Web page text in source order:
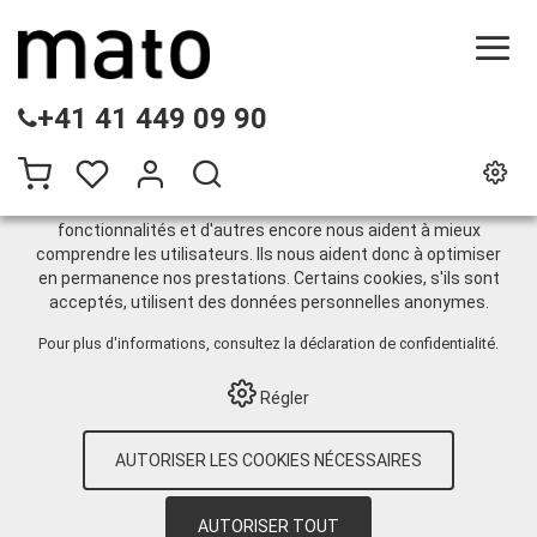
+41 41 449 09 90
Paquets
HOME
TECHNIQUE
INDUSTRIE CHIMIQUE /
PHARMACEUTIQUE / ALIMENTAIRE
POMPES › POMPES POUR FÛTS › PAQUETS
PVDF
CE SITE UTILISE DES COOKIES
Nous utilisons différents cookies sur notre site web :
certains sont nécessaires au bon fonctionnement du site,
fonctionnalités et d'autres encore nous aident à mieux
comprendre les utilisateurs. Ils nous aident donc à optimiser
en permanence nos prestations. Certains cookies, s'ils sont
acceptés, utilisent des données personnelles anonymes.
Pour plus d'informations, consultez la déclaration de confidentialité.
Régler
AUTORISER LES COOKIES NÉCESSAIRES
AUTORISER TOUT